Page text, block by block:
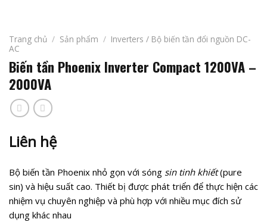
Trang chủ / Sản phẩm / Inverters / Bộ biến tần đổi nguồn DC-
AC
Biến tần Phoenix Inverter Compact 1200VA –
2000VA
Liên hệ
Bộ biến tần Phoenix nhỏ gọn với sóng sin tinh khiết(pure
sin) và hiệu suất cao. Thiết bị được phát triển để thực hiện các
nhiệm vụ chuyên nghiệp và phù hợp với nhiều mục đích sử
dụng khác nhau